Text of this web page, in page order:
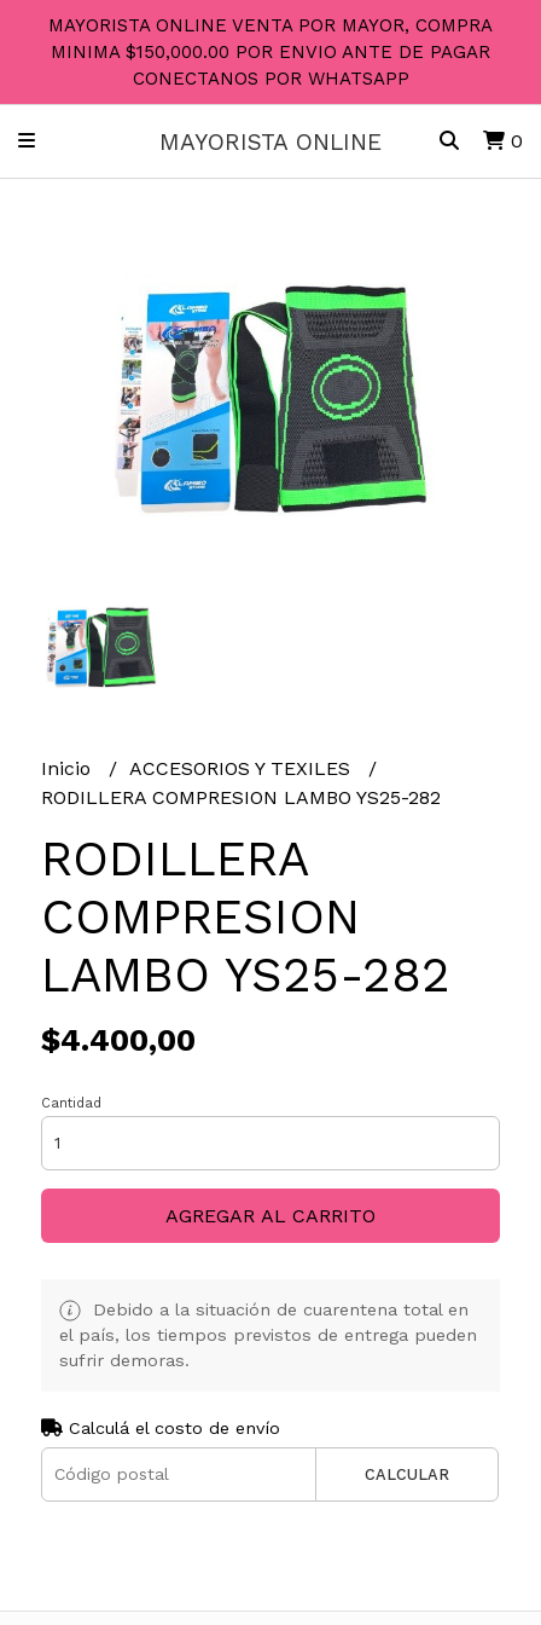
MAYORISTA ONLINE VENTA POR MAYOR, COMPRA
MINIMA $150,000.00 POR ENVIO ANTE DE PAGAR
CONECTANOS POR WHATSAPP
MAYORISTA ONLINE 0
Inicio
ACCESORIOS Y TEXILES
RODILLERA COMPRESION LAMBO YS25-282
RODILLERA
COMPRESION
LAMBO YS25-282
$4.400,00
Cantidad
AGREGAR AL CARRITO
Debido a la situación de cuarentena total en
el país, los tiempos previstos de entrega pueden
sufrir demoras.
Calculá el costo de envío
CALCULAR